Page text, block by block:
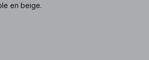
en beige.